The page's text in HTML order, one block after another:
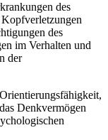
des
des
im Verhalten und
der
Denkvermögen